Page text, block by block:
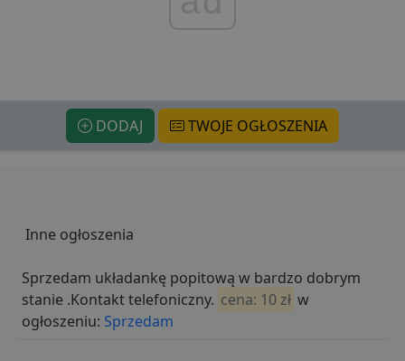
DODAJ TWOJE OGŁOSZENIA
Inne ogłoszenia
Sprzedam układankę popitową w bardzo dobrym
stanie .Kontakt telefoniczny. cena: 10 zł w
ogłoszeniu: Sprzedam